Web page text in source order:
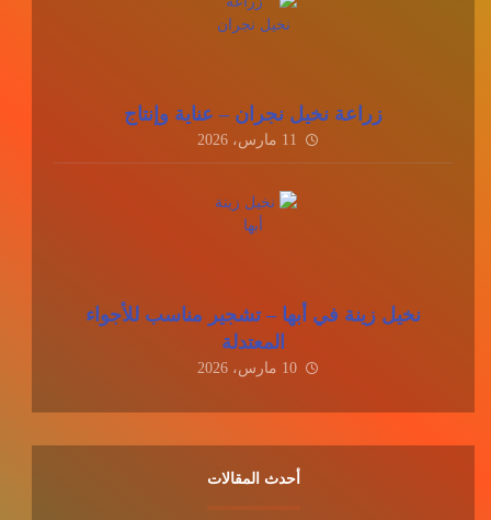
زراعة نخيل نجران – عناية وإنتاج
11 مارس، 2026
نخيل زينة في أبها – تشجير مناسب للأجواء
المعتدلة
10 مارس، 2026
أحدث المقالات